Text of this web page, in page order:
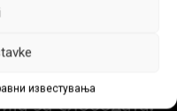
известувања